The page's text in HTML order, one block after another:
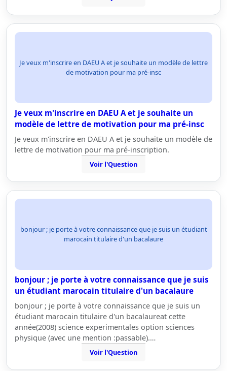
Je veux m'inscrire en DAEU A et je souhaite un modèle de lettre
de motivation pour ma pré-insc
Je veux m'inscrire en DAEU A et je souhaite un
modèle de lettre de motivation pour ma pré-insc
Je veux m'inscrire en DAEU A et je souhaite un modèle de
lettre de motivation pour ma pré-inscription.
Voir l'Question
bonjour ; je porte à votre connaissance que je suis un étudiant
marocain titulaire d'un bacalaure
bonjour ; je porte à votre connaissance que je suis
un étudiant marocain titulaire d'un bacalaure
bonjour ; je porte à votre connaissance que je suis un
étudiant marocain titulaire d'un bacalaureat cette
année(2008) science experimentales option sciences
physique (avec une mention :passable).…
Voir l'Question